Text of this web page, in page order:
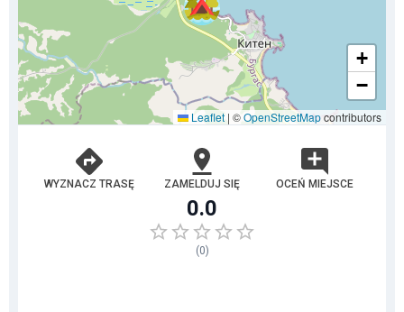
+
−
Leaflet | ©OpenStreetMapcontributors
WYZNACZ TRASĘ ZAMELDUJ SIĘ OCEŃ MIEJSCE
0.0
(0)